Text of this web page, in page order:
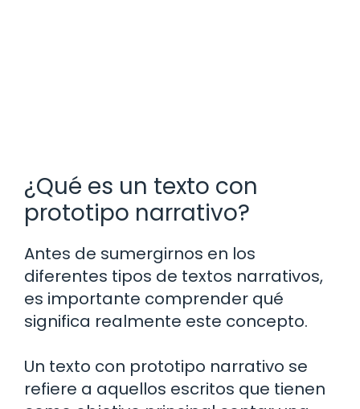
¿Qué es un texto con
prototipo narrativo?
Antes de sumergirnos en los
diferentes tipos de textos narrativos,
es importante comprender qué
significa realmente este concepto.
Un texto con prototipo narrativo se
refiere a aquellos escritos que tienen